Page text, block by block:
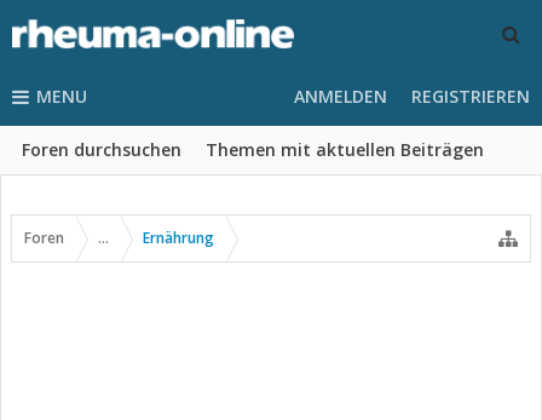
MENU
Foren durchsuchen Themen mit aktuellen Beiträgen
ANMELDEN REGISTRIEREN
Foren ... Ernährung